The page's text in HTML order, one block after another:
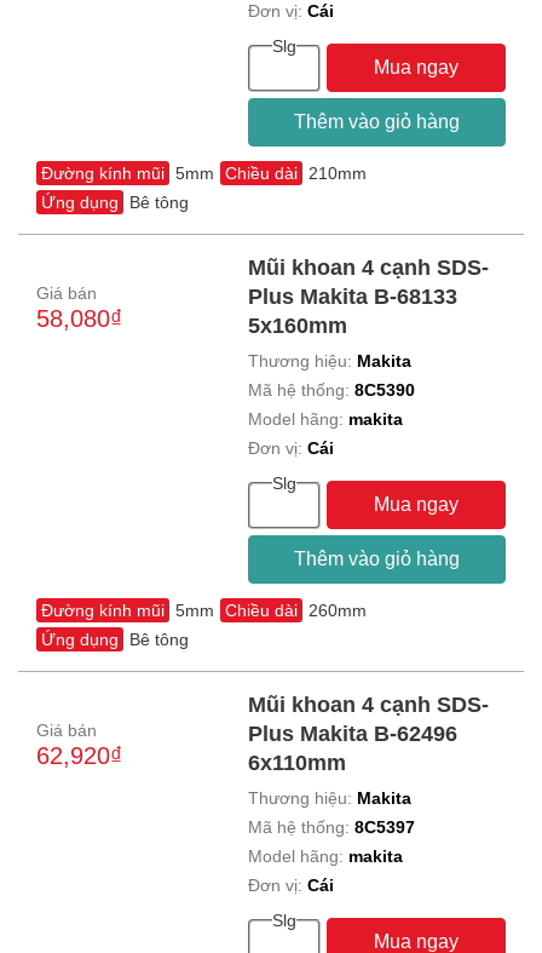
Đơn vị:Cái
Slg
Mua ngay
Thêm vào giỏ hàng
Đường kính mũi 5mm Chiều dài
210mm
Ứng dụng
Bê tông
Giá bán
58,080₫
Mũi khoan 4 cạnh SDS-
Plus Makita B-68133
5x160mm
Thương hiệu: Makita
Mã hệ thống:8C5390
Model hãng: makita
Đơn vị:Cái
Slg
Mua ngay
Thêm vào giỏ hàng
Đường kính mũi 5mm Chiều dài
260mm
Ứng dụng
Bê tông
Giá bán
62,920₫
Mũi khoan 4 cạnh SDS-
Plus Makita B-62496
6x110mm
Thương hiệu: Makita
Mã hệ thống:8C5397
Model hãng: makita
Đơn vị:Cái
Slg
Mua ngay